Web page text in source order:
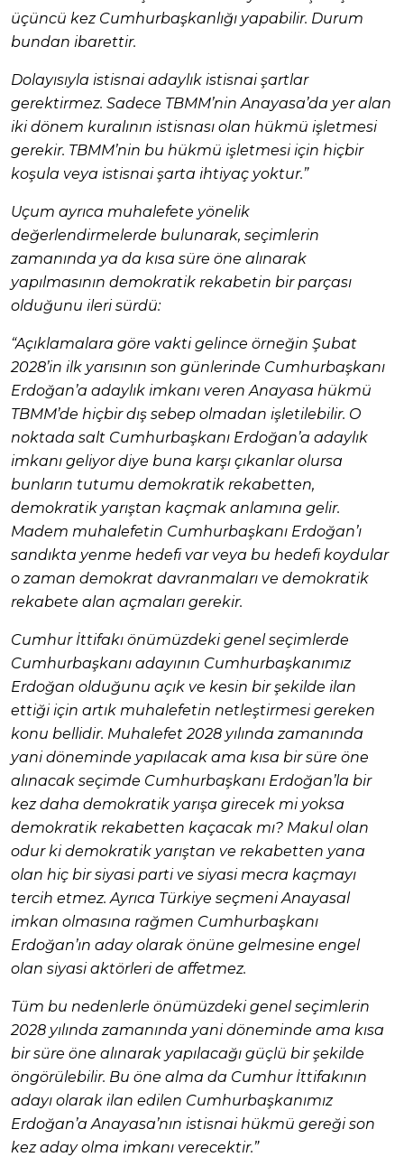
üçüncü kez Cumhurbaşkanlığı yapabilir. Durum
bundan ibarettir.
Dolayısıyla istisnai adaylık istisnai şartlar
gerektirmez. Sadece TBMM’nin Anayasa’da yer alan
iki dönem kuralının istisnası olan hükmü işletmesi
gerekir. TBMM’nin bu hükmü işletmesi için hiçbir
koşula veya istisnai şarta ihtiyaç yoktur.”
Uçum ayrıca muhalefete yönelik
değerlendirmelerde bulunarak, seçimlerin
zamanında ya da kısa süre öne alınarak
yapılmasının demokratik rekabetin bir parçası
olduğunu ileri sürdü:
“Açıklamalara göre vakti gelince örneğin Şubat
2028’in ilk yarısının son günlerinde Cumhurbaşkanı
Erdoğan’a adaylık imkanı veren Anayasa hükmü
TBMM’de hiçbir dış sebep olmadan işletilebilir. O
noktada salt Cumhurbaşkanı Erdoğan’a adaylık
imkanı geliyor diye buna karşı çıkanlar olursa
bunların tutumu demokratik rekabetten,
demokratik yarıştan kaçmak anlamına gelir.
Madem muhalefetin Cumhurbaşkanı Erdoğan’ı
sandıkta yenme hedefi var veya bu hedefi koydular
o zaman demokrat davranmaları ve demokratik
rekabete alan açmaları gerekir.
Cumhur İttifakı önümüzdeki genel seçimlerde
Cumhurbaşkanı adayının Cumhurbaşkanımız
Erdoğan olduğunu açık ve kesin bir şekilde ilan
ettiği için artık muhalefetin netleştirmesi gereken
konu bellidir. Muhalefet 2028 yılında zamanında
yani döneminde yapılacak ama kısa bir süre öne
alınacak seçimde Cumhurbaşkanı Erdoğan’la bir
kez daha demokratik yarışa girecek mi yoksa
demokratik rekabetten kaçacak mı? Makul olan
odur ki demokratik yarıştan ve rekabetten yana
olan hiç bir siyasi parti ve siyasi mecra kaçmayı
tercih etmez. Ayrıca Türkiye seçmeni Anayasal
imkan olmasına rağmen Cumhurbaşkanı
Erdoğan’ın aday olarak önüne gelmesine engel
olan siyasi aktörleri de affetmez.
Tüm bu nedenlerle önümüzdeki genel seçimlerin
2028 yılında zamanında yani döneminde ama kısa
bir süre öne alınarak yapılacağı güçlü bir şekilde
öngörülebilir. Bu öne alma da Cumhur İttifakının
adayı olarak ilan edilen Cumhurbaşkanımız
Erdoğan’a Anayasa’nın istisnai hükmü gereği son
kez aday olma imkanı verecektir.”